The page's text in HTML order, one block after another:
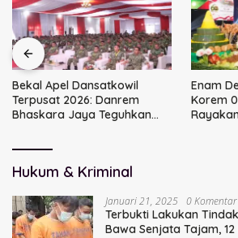
Bekal Apel Dansatkowil
Terpusat 2026: Danrem
Bhaskara Jaya Teguhkan
Enam
Korem
Hukum & Kriminal
Januari 21, 2025 0 Komentar
Terbukti Lakukan
Bawa Senjata Tajam,